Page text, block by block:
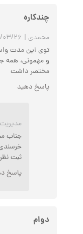
دوام
چندکاره
محمدی | ۰۵/
توی این مدت
و مهمونی، همه
مختصر داشت
پاسخ دهید
مدیریت
جناب
ثبت
پاسخ